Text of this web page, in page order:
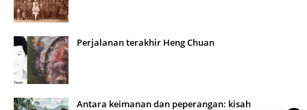
Perjalanan terakhir Heng Chuan
Antara keimanan dan peperangan: kisah